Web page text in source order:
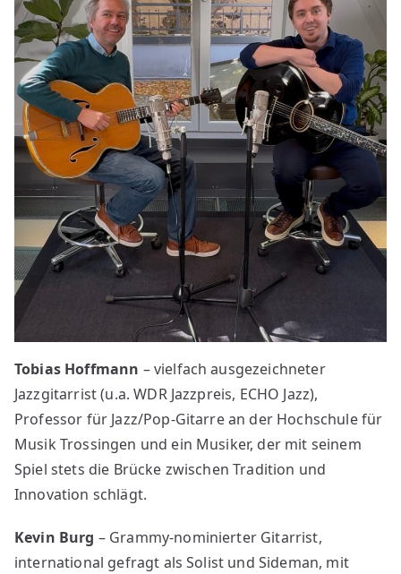
Tobias Hoffmann – vielfach ausgezeichneter
Jazzgitarrist (u.a. WDR Jazzpreis, ECHO Jazz),
Professor für Jazz/Pop-Gitarre an der Hochschule für
Musik Trossingen und ein Musiker, der mit seinem
Spiel stets die Brücke zwischen Tradition und
Innovation schlägt.
Kevin Burg – Grammy-nominierter Gitarrist,
international gefragt als Solist und Sideman, mit